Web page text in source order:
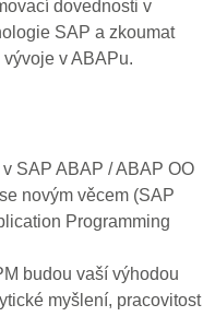
dovednosti v
SAP a zkoumat
v ABAPu.
SAP ABAP / ABAP OO
novým věcem (SAP
Programming
budou vaší výhodou
myšlení, pracovitost